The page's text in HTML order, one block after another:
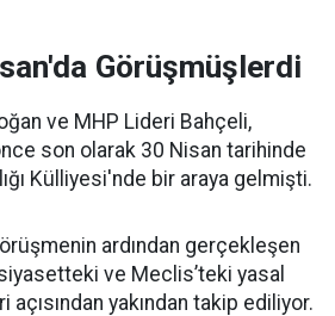
Görüşmüşlerdi
ve MHP Lideri Bahçeli,
son olarak 30 Nisan tarihinde
Külliyesi'nde bir araya gelmişti.
ardından gerçekleşen
ve Meclis’teki yasal
yakından takip ediliyor.